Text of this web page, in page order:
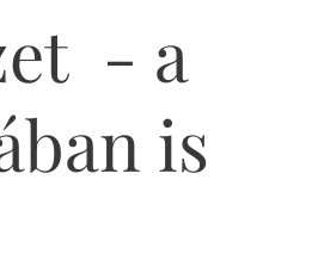
- a
is